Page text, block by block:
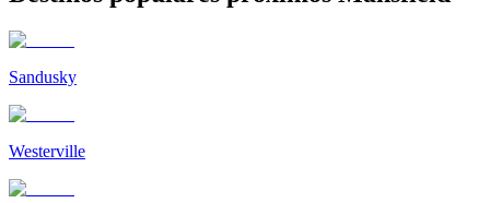
Sandusky
Westerville